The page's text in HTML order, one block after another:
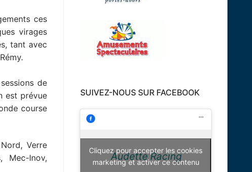
ces
virages
tant avec
de
est prévue
course
Verre
Mec-Inov,
SUIVEZ-NOUS SUR FACEBOOK
Audette Racing
Cliquez pour accepter les cookies
marketing et activer ce contenu